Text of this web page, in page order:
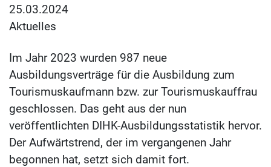
25.03.2024
Aktuelles
Im Jahr 2023 wurden 987 neue
Ausbildungsverträge für die Ausbildung zum
Tourismuskaufmann bzw. zur Tourismuskauffrau
geschlossen. Das geht aus der nun
veröffentlichten DIHK-Ausbildungsstatistik hervor.
Der Aufwärtstrend, der im vergangenen Jahr
begonnen hat, setzt sich damit fort.